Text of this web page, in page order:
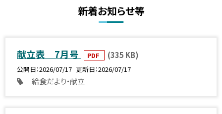
新着お知らせ等
献立表 7月号 PDF (335 KB)
公開日 2026/07/17 更新日 2026/07/17
給食だより・献立